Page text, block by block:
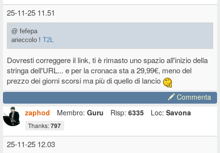
25-11-25 11.51
@ fefepa
arieccolo ! T2L
Dovresti correggere il link, ti è rimasto uno spazio all'inizio della
stringa dell'URL... e per la cronaca sta a 29,99€, meno del
prezzo dei giorni scorsi ma più di quello di lancio
Commenta
zaphod
Membro: Guru Risp: 6335 Loc: Savona
Thanks:797
25-11-25 12.03